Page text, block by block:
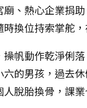
、熱心企業捐
換位持索掌舵
帆動作乾淨俐
的男孩，過去
脫胎換骨，課業